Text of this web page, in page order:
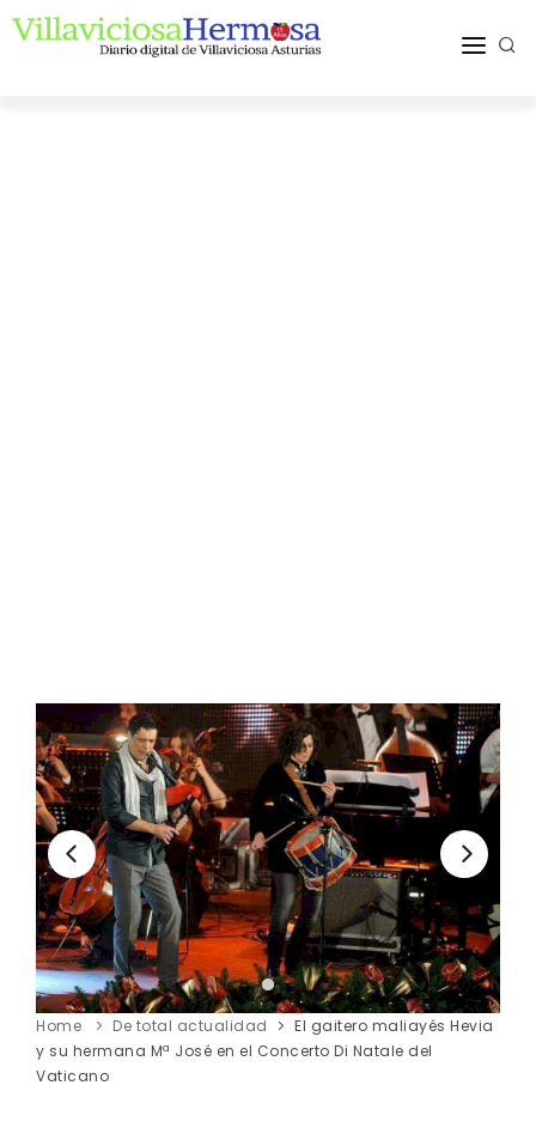
Home De total actualidad
El gaitero maliayés Hevia
y su hermana Mª José en el Concerto Di Natale del
Vaticano